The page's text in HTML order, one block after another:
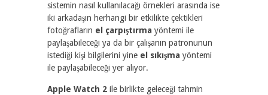
sistemin nasıl kullanılacağı örnekleri arasında ise
iki arkadaşın herhangi bir etkilikte çektikleri
fotoğrafların el çarpıştırma yöntemi ile
paylaşabileceği ya da bir çalışanın patronunun
istediği kişi bilgilerini yine el sıkışma yöntemi
ile paylaşabileceği yer alıyor.
Apple Watch 2 ile birlikte geleceği tahmin